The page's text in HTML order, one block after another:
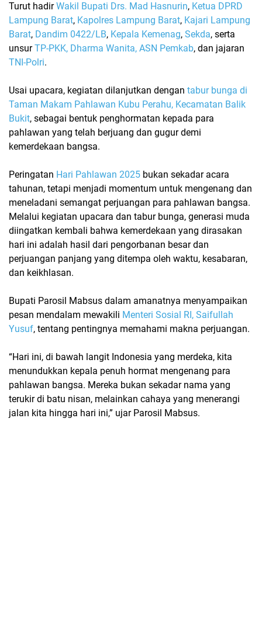
Turut hadirWakil Bupati Drs. Mad Hasnurin, Ketua DPRD
Lampung Barat, Kapolres Lampung Barat, Kajari Lampung
Barat, Dandim 0422/LB, Kepala Kemenag, Sekda, serta
unsurTP-PKK, Dharma Wanita, ASN Pemkab, dan jajaran
TNI-Polri.
Usai upacara, kegiatan dilanjutkan dengan tabur bunga di
Taman Makam Pahlawan Kubu Perahu, Kecamatan Balik
Bukit, sebagai bentuk penghormatan kepada para
pahlawan yang telah berjuang dan gugur demi
kemerdekaan bangsa.
Peringatan Hari Pahlawan 2025 bukan sekadar acara
tahunan, tetapi menjadi momentum untuk mengenang dan
meneladani semangat perjuangan para pahlawan bangsa.
Melalui kegiatan upacara dan tabur bunga, generasi muda
diingatkan kembali bahwa kemerdekaan yang dirasakan
hari ini adalah hasil dari pengorbanan besar dan
perjuangan panjang yang ditempa oleh waktu, kesabaran,
dan keikhlasan.
Bupati Parosil Mabsus dalam amanatnya menyampaikan
pesan mendalam mewakili Menteri Sosial RI, Saifullah
Yusuf, tentang pentingnya memahami makna perjuangan.
“Hari ini, di bawah langit Indonesia yang merdeka, kita
menundukkan kepala penuh hormat mengenang para
pahlawan bangsa. Mereka bukan sekadar nama yang
terukir di batu nisan, melainkan cahaya yang menerangi
jalan kita hingga hari ini,” ujar Parosil Mabsus.